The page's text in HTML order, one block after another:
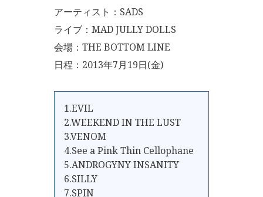
アーティスト：SADS
ライブ：MAD JULLY DOLLS
会場：THE BOTTOM LINE
日程：2013年7月19日(金)
1.EVIL
2.WEEKEND IN THE LUST
3.VENOM
4.See a Pink Thin Cellophane
5.ANDROGYNY INSANITY
6.SILLY
7.SPIN